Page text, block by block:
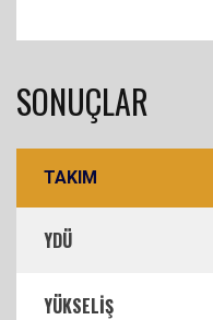
SONUÇLAR
TAKIM
YDÜ
YÜKSELİŞ